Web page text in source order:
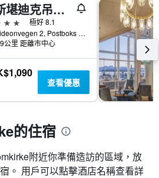
斯堪迪克吊索酒店
級
極好 8.1
Gideonvegen 2, Postboks 98, 莫爾德, 默勒魯姆斯達爾郡, 挪威
公里 距離市中心
查看優惠
的住宿
附近你準備造訪的區域，放
。 用戶可以點擊酒店名稱查看詳